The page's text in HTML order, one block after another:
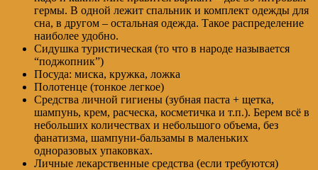
гермы. В одной лежит спальник и комплект одежды для
сна, в другом – остальная одежда. Такое распределение
наиболее удобно.
Сидушка туристическая (то что в народе называется
“поджопник”)
Посуда: миска, кружка, ложка
Полотенце (тонкое легкое)
Средства личной гигиены (зубная паста + щетка,
шампунь, крем, расческа, косметичка и т.п.). Берем всё в
небольших количествах и небольшого объема, без
фанатизма, шампуни-бальзамы в маленьких
одноразовых упаковках.
Личные лекарственные средства (если требуются)